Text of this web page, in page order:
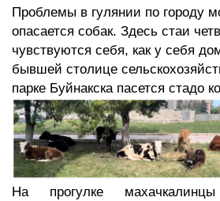
Проблемы в гулянии по городу
опасается собак. Здесь стаи
чувствуются себя, как у себя
бывшей столице
парке Буйнакска пасется стадо
На прогулке